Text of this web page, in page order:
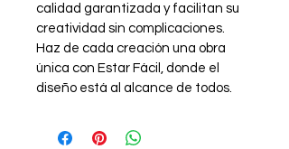
calidad garantizada y facilitan su
creatividad sin complicaciones.
Haz de cada creación una obra
única con Estar Fácil, donde el
diseño está al alcance de todos.